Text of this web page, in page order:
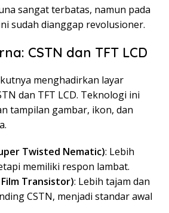
sangat terbatas, namun pada
sudah dianggap revolusioner.
CSTN dan TFT LCD
menghadirkan layar
dan TFT LCD. Teknologi ini
tampilan gambar, ikon, dan
Twisted Nematic): Lebih
memiliki respon lambat.
Film Transistor): Lebih tajam dan
CSTN, menjadi standar awal